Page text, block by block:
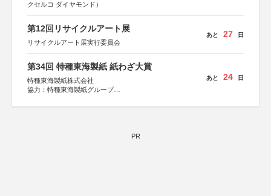
クセルコ ダイヤモンド）
第12回リサイクルアート展
リサイクルアート展実行委員会
あと 27 日
第34回 特種東海製紙 紙わざ大賞
特種東海製紙株式会社
協力：特種東海製紙グループ
あと 24 日
PR